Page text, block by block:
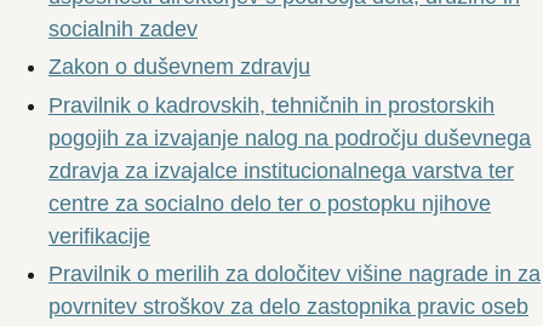
socialnih zadev
Zakon o duševnem zdravju
Pravilnik o kadrovskih, tehničnih in prostorskih
pogojih za izvajanje nalog na področju duševnega
zdravja za izvajalce institucionalnega varstva ter
centre za socialno delo ter o postopku njihove
verifikacije
Pravilnik o merilih za določitev višine nagrade in za
povrnitev stroškov za delo zastopnika pravic oseb